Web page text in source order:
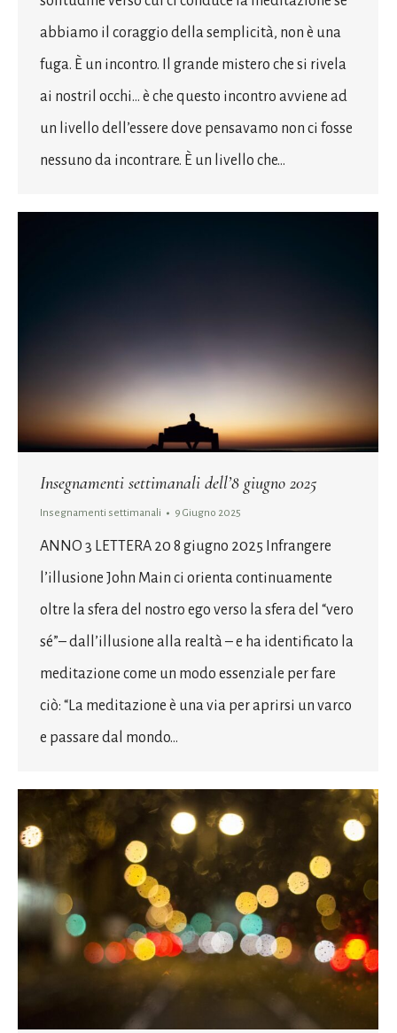
abbiamo il coraggio della semplicità, non è una
fuga. È un incontro. Il grande mistero che si rivela
ai nostril occhi… è che questo incontro avviene ad
un livello dell’essere dove pensavamo non ci fosse
nessuno da incontrare. È un livello che…
Insegnamenti settimanali dell’8 giugno 2025
Insegnamenti settimanali 9 Giugno 2025
ANNO 3 LETTERA 20 8 giugno 2025 Infrangere
l’illusione John Main ci orienta continuamente
oltre la sfera del nostro ego verso la sfera del “vero
sé”– dall’illusione alla realtà – e ha identificato la
meditazione come un modo essenziale per fare
ciò: “La meditazione è una via per aprirsi un varco
e passare dal mondo…